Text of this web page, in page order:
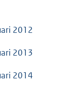
2012
2013
2014